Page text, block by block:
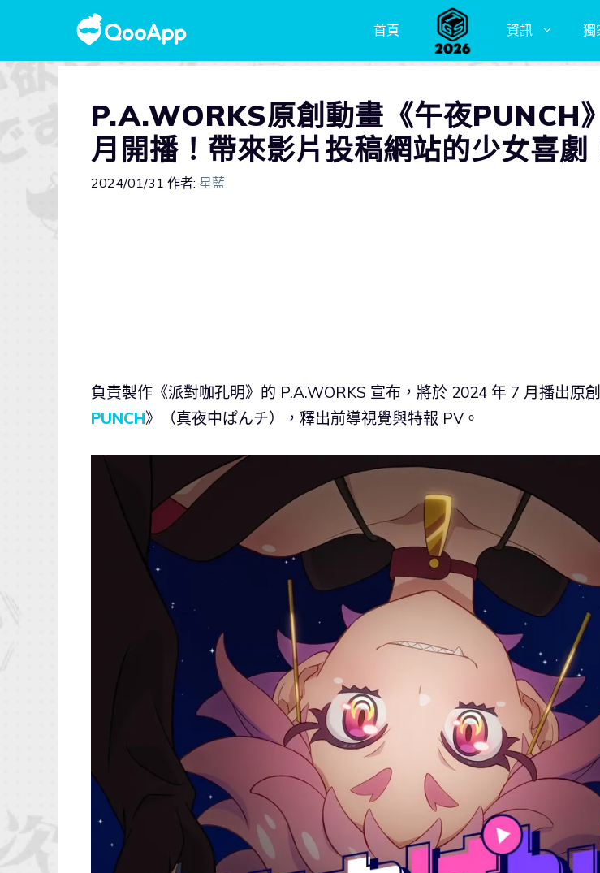
首頁 資訊 獨
P.A.WORKS原創動畫《午夜PUNCH
月開播！帶來影片投稿網站的少女喜劇
2024/01/31 作者: 星藍
負責製作《派對咖孔明》的 P.A.WORKS 宣布，將於 2024 年 7 月播出原
PUNCH》（真夜中ぱんチ），釋出前導視覺與特報 PV。